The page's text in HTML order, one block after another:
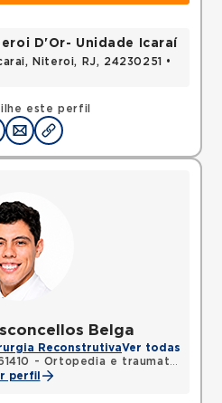
este perfil
D'Or- Unidade Icaraí
Niteroi, RJ, 24230251 •
Belga
ReconstrutivaVer todas
- Ortopedia e traumatologia
perfil